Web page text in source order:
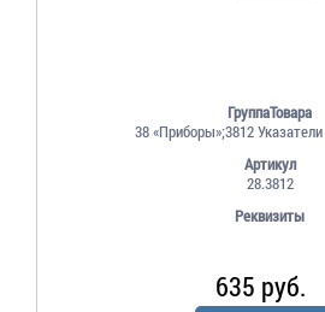
ГруппаТовара
38 «Приборы»;3812
Артикул
28.3812
Реквизиты
635 руб.